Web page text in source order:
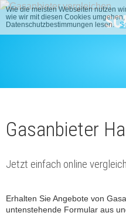
Wie die meisten Webseiten nutzen
wie wir mit diesen Cookies
Datenschutzbestimmungen lesen.
Gasanbieter
Jetzt einfach online
Erhalten Sie Angebote von
untenstehende Formular aus